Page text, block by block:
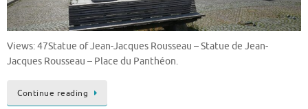
Views: 47Statue of Jean-Jacques Rousseau – Statue de Jean-
Jacques Rousseau – Place du Panthéon.
Continue reading